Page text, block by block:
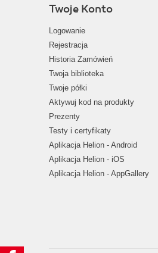
Twoje Konto
Logowanie
Rejestracja
Historia Zamówień
Twoja biblioteka
Twoje półki
Aktywuj kod na produkty
Prezenty
Testy i certyfikaty
Aplikacja Helion - Android
Aplikacja Helion - iOS
Aplikacja Helion - AppGallery